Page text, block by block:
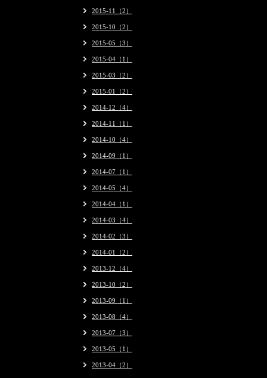
2015-11（2）
2015-10（2）
2015-05（3）
2015-04（1）
2015-03（2）
2015-01（2）
2014-12（4）
2014-11（1）
2014-10（4）
2014-09（1）
2014-07（1）
2014-05（4）
2014-04（1）
2014-03（4）
2014-02（3）
2014-01（2）
2013-12（4）
2013-10（2）
2013-09（1）
2013-08（4）
2013-07（3）
2013-05（1）
2013-04（2）